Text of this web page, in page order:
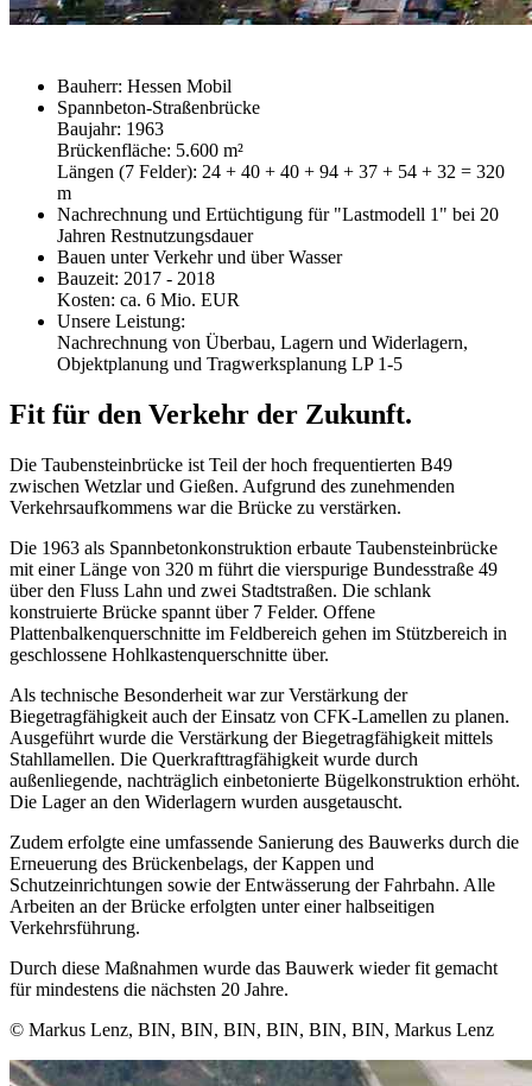
Bauherr: Hessen Mobil
Spannbeton-Straßenbrücke
Baujahr: 1963
Brückenfläche: 5.600 m²
Längen (7 Felder): 24 + 40 + 40 + 94 + 37 + 54 + 32 = 320
m
Nachrechnung und Ertüchtigung für "Lastmodell 1" bei 20
Jahren Restnutzungsdauer
Bauen unter Verkehr und über Wasser
Bauzeit: 2017 - 2018
Kosten: ca. 6 Mio. EUR
Unsere Leistung:
Nachrechnung von Überbau, Lagern und Widerlagern,
Objektplanung und Tragwerksplanung LP 1-5
Fit für den Verkehr der Zukunft.
Die Taubensteinbrücke ist Teil der hoch frequentierten B49
zwischen Wetzlar und Gießen. Aufgrund des zunehmenden
Verkehrsaufkommens war die Brücke zu verstärken.
Die 1963 als Spannbetonkonstruktion erbaute Taubensteinbrücke
mit einer Länge von 320 m führt die vierspurige Bundesstraße 49
über den Fluss Lahn und zwei Stadtstraßen. Die schlank
konstruierte Brücke spannt über 7 Felder. Offene
Plattenbalkenquerschnitte im Feldbereich gehen im Stützbereich in
geschlossene Hohlkastenquerschnitte über.
Als technische Besonderheit war zur Verstärkung der
Biegetragfähigkeit auch der Einsatz von CFK-Lamellen zu planen.
Ausgeführt wurde die Verstärkung der Biegetragfähigkeit mittels
Stahllamellen. Die Querkrafttragfähigkeit wurde durch
außenliegende, nachträglich einbetonierte Bügelkonstruktion erhöht.
Die Lager an den Widerlagern wurden ausgetauscht.
Zudem erfolgte eine umfassende Sanierung des Bauwerks durch die
Erneuerung des Brückenbelags, der Kappen und
Schutzeinrichtungen sowie der Entwässerung der Fahrbahn. Alle
Arbeiten an der Brücke erfolgten unter einer halbseitigen
Verkehrsführung.
Durch diese Maßnahmen wurde das Bauwerk wieder fit gemacht
für mindestens die nächsten 20 Jahre.
© Markus Lenz, BIN, BIN, BIN, BIN, BIN, BIN, Markus Lenz